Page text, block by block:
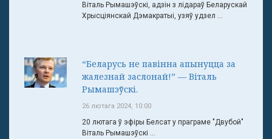
Віталь Рымашэўскі, адзін з лідараў Беларускай
Хрысціянскай Дэмакратыі, узяў удзел ...
“Беларусь не павінна апынуцца за
жалезнай заслонай!” — Віталь
Рымашэўскі.
26 лютага 2024, 10:00
20 лютага ў эфіры Белсат у праграме "Двубой"
Віталь Рымашэўскі ...